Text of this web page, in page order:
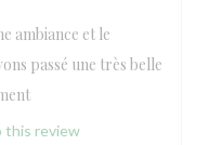
ambiance et le
passé une très belle
this review